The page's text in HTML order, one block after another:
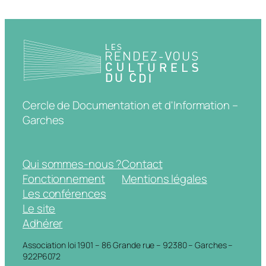
Cercle de Documentation et d'Information –
Garches
Qui sommes-nous ?
Fonctionnement
Les conférences
Le site
Adhérer
Contact
Mentions légales
Association loi 1901 – 86 Grande rue – 92380 – Garches –
922P6072